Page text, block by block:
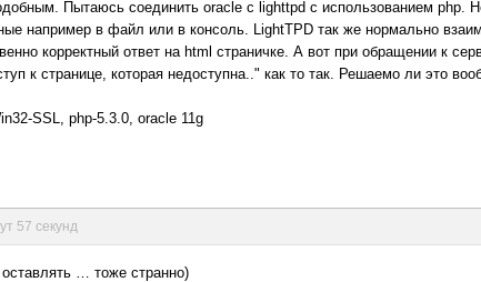
Пытаюсь соединить oracle с lighttpd с использованием php.
например в файл или в консоль. LightTPD так же нормально
корректный ответ на html страничке. А вот при обращении к
к странице, которая недоступна.." как то так. Решаемо ли это
SSL, php-5.3.0, oracle 11g
57 секунд
… тоже странно)